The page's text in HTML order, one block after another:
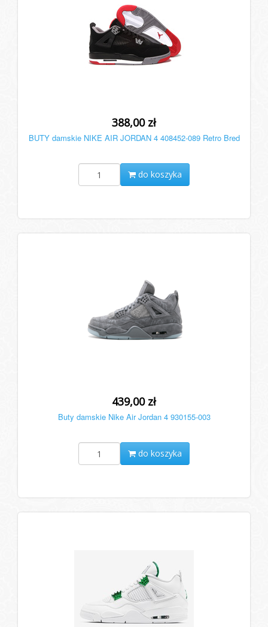
388,00 zł
BUTY damskie NIKE AIR JORDAN 4 408452-089 Retro Bred
do koszyka
439,00 zł
Buty damskie Nike Air Jordan 4 930155-003
do koszyka